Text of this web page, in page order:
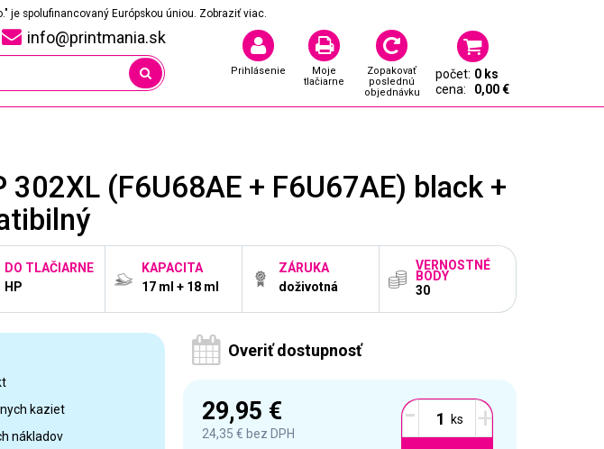
je spolufinancovaný Európskou úniou. Zobraziť viac.
info@printmania.sk
Prihlásenie
Moje
tlačiarne
Zopakovať
poslednú
objednávku
počet: 0 ks
cena:
0,00 €
302XL (F6U68AE + F6U67AE) black +
DO TLAČIARNE
HP
KAPACITA
17 ml + 18 ml
ZÁRUKA
doživotná
VERNOSTNÉ
BODY
30
kaziet
nákladov
Overiť dostupnosť
29,95 €
24,35 € bez DPH - +